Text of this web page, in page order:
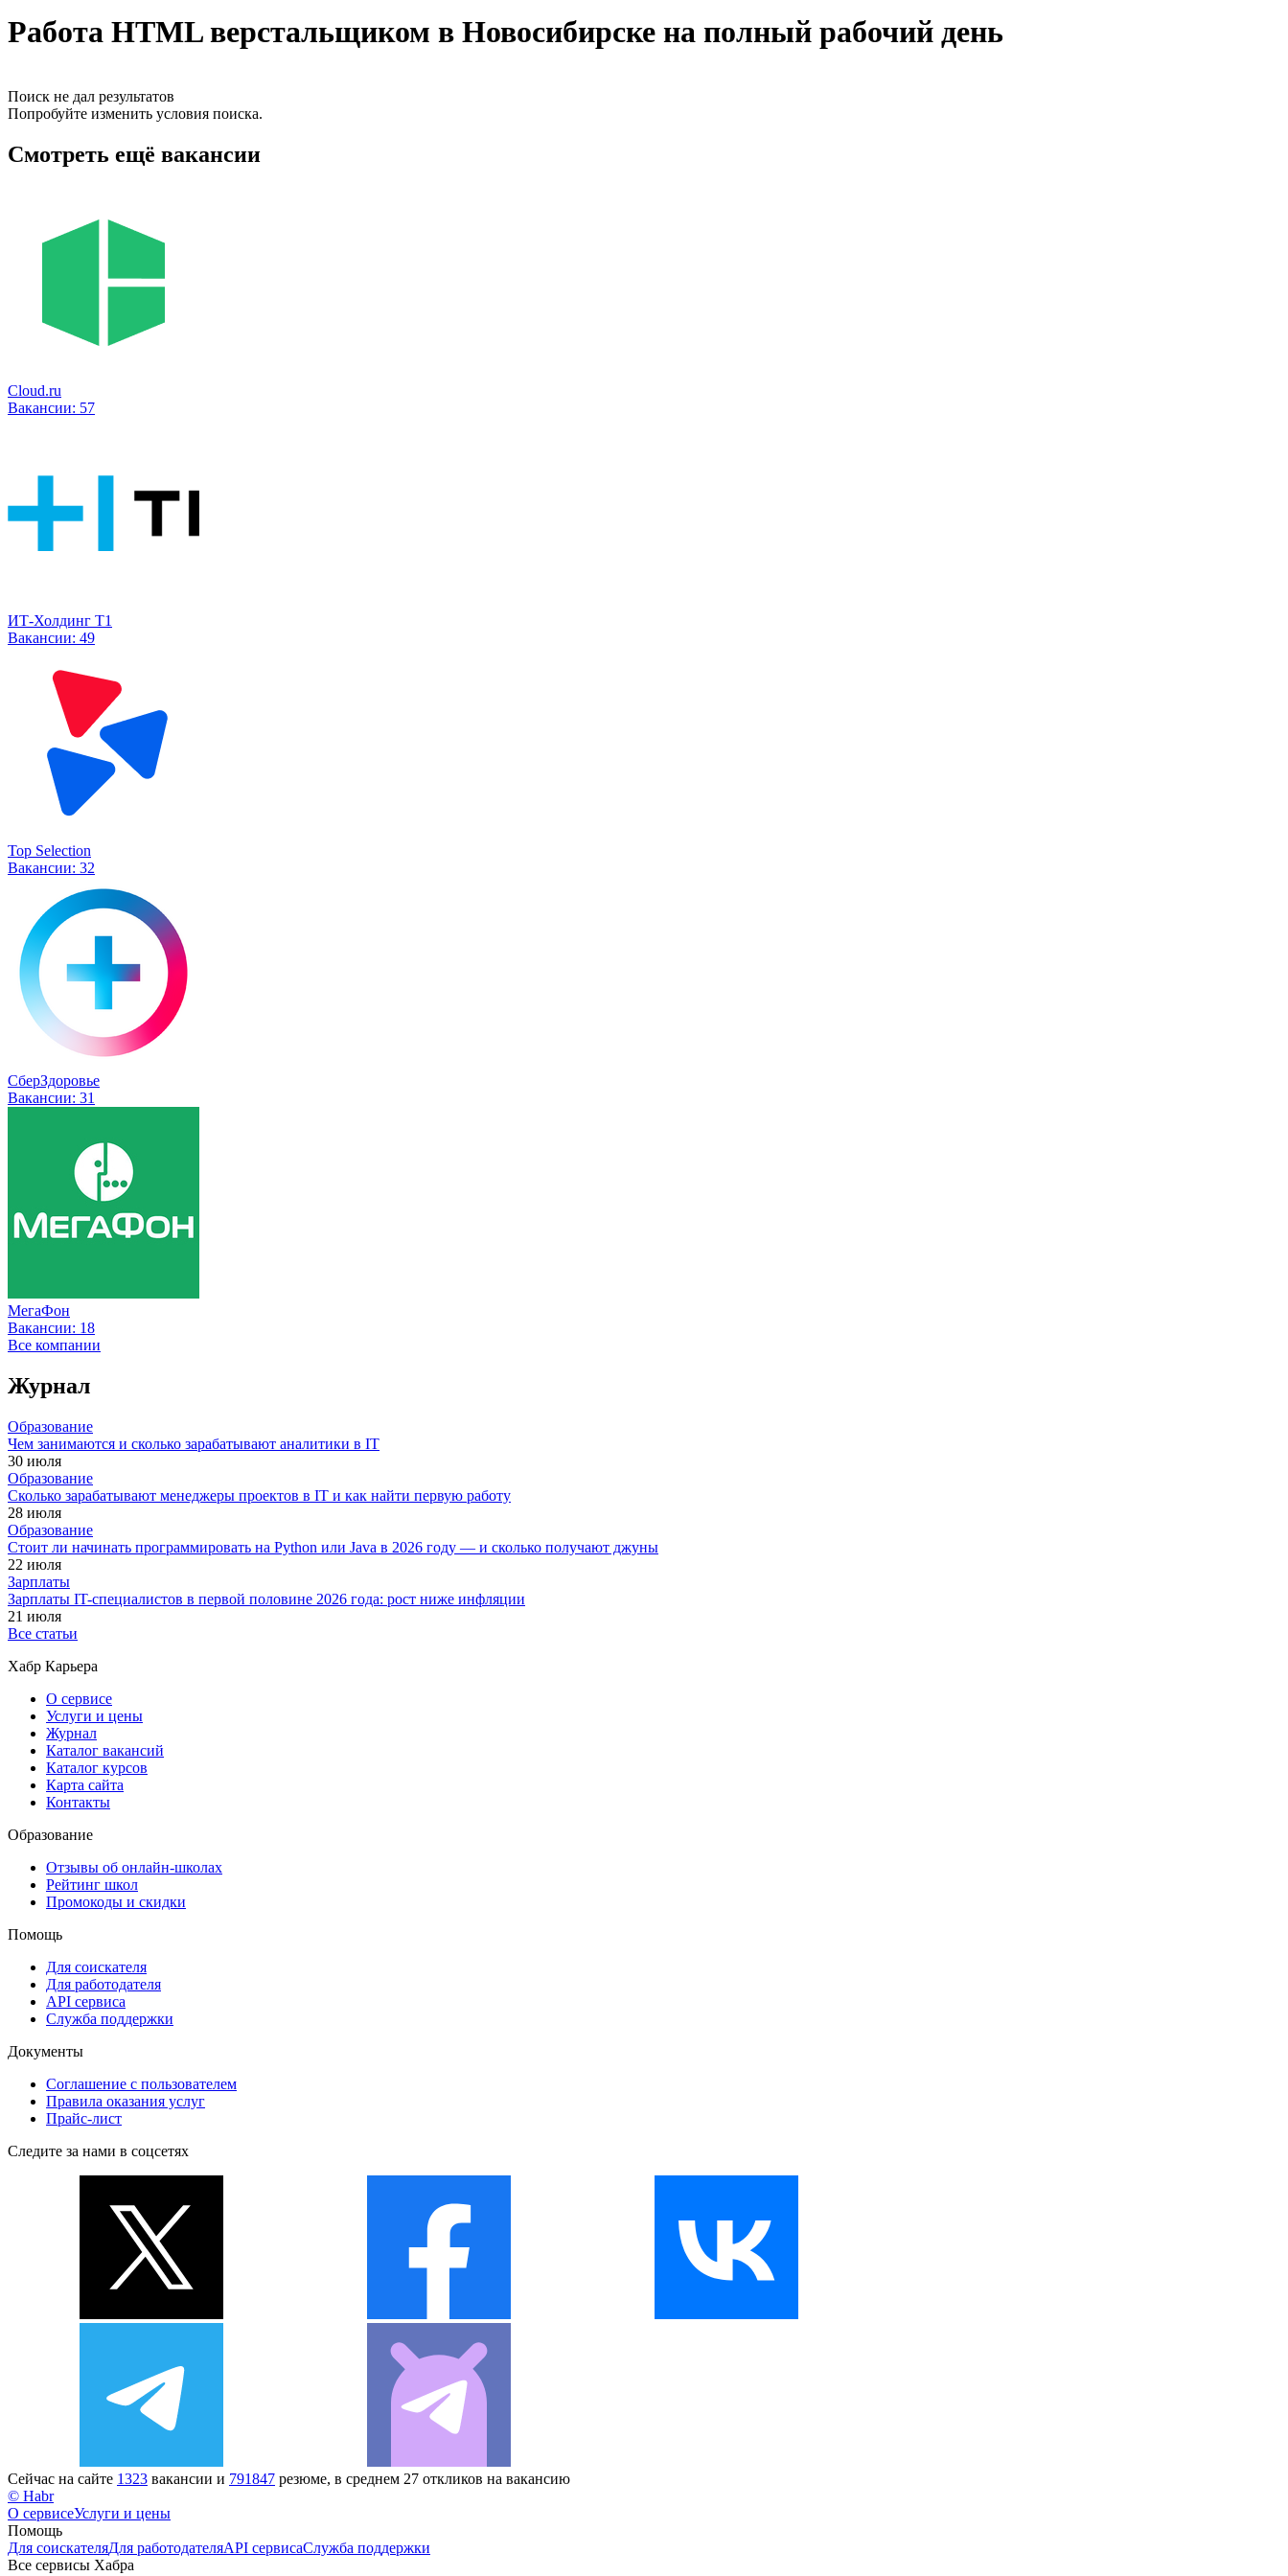
Работа HTML верстальщиком в Новосибирске на полный рабочий день
Поиск не дал результатов
Попробуйте изменить условия поиска.
Смотреть ещё вакансии
Cloud.ru
Вакансии: 57
ИТ-Холдинг Т1
Вакансии: 49
Top Selection
Вакансии: 32
СберЗдоровье
Вакансии: 31
МегаФон
Вакансии: 18
Все компании
Журнал
Образование
Чем занимаются и сколько зарабатывают аналитики в IT
30 июля
Образование
Сколько зарабатывают менеджеры проектов в IT и как найти первую работу
28 июля
Образование
Стоит ли начинать программировать на Python или Java в 2026 году — и сколько получают джуны
22 июля
Зарплаты
Зарплаты IT-специалистов в первой половине 2026 года: рост ниже инфляции
21 июля
Все статьи
Хабр Карьера
О сервисе
Услуги и цены
Журнал
Каталог вакансий
Каталог курсов
Карта сайта
Контакты
Образование
Отзывы об онлайн-школах
Рейтинг школ
Промокоды и скидки
Помощь
Для соискателя
Для работодателя
API сервиса
Служба поддержки
Документы
Соглашение с пользователем
Правила оказания услуг
Прайс-лист
Следите за нами в соцсетях
Сейчас на сайте 1323 вакансии и 791847 резюме, в среднем 27 откликов на вакансию
© Habr
О сервисеУслуги и цены
Помощь
Для соискателяДля работодателяAPI сервисаСлужба поддержки
Все сервисы Хабра